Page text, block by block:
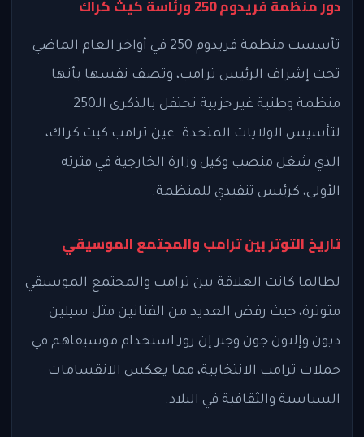
دور منظمة فريدوم 250 ورئاسة كيث كراك
تأسست منظمة فريدوم 250 في أواخر العام الماضي
تحت إشراف الرئيس ترامب، وتصف نفسها بأنها
منظمة وطنية غير حزبية تحتفل بالذكرى الـ250
لتأسيس الولايات المتحدة. عين ترامب كيث كراك،
الذي شغل منصب وكيل وزارة الخارجية في فترته
الأولى، كرئيس تنفيذي للمنظمة.
تاريخ التوتر بين ترامب والمجتمع الموسيقي
لطالما كانت العلاقة بين ترامب والمجتمع الموسيقي
متوترة، حيث رفض العديد من الفنانين مثل سيلين
ديون وإلتون جون وجنز إن روز استخدام موسيقاهم في
حملات ترامب الانتخابية، مما يعكس الانقسامات
السياسية والثقافية في البلاد.